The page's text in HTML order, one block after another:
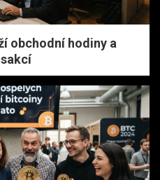
obchodní hodiny a